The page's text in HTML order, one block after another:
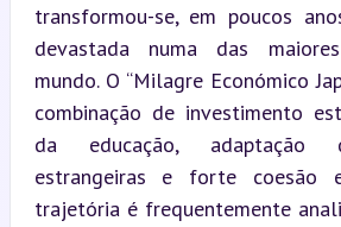
transformou-se, em poucos
devastada numa das
mundo. O “Milagre Económico
combinação de investimento
da educação, adaptação
estrangeiras e forte coesão
trajetória é frequentemente